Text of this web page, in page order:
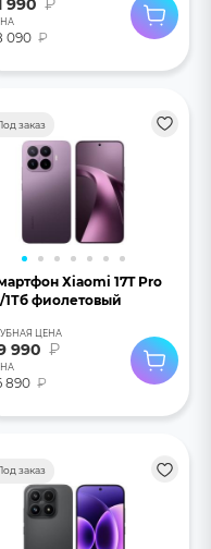
090 ₽
заказ
Хiaomi 17T Pro
1Тб фиолетовый
ЦЕНА
990 ₽
890 ₽
заказ